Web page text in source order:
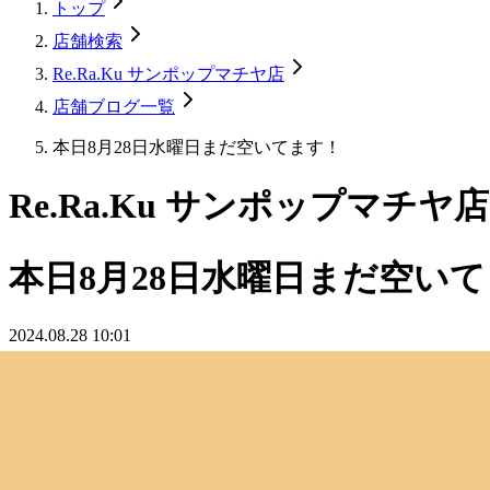
トップ
店舗検索
Re.Ra.Ku サンポップマチヤ店
店舗ブログ一覧
本日8月28日水曜日まだ空いてます！
Re.Ra.Ku サンポップマチヤ店
本日8月28日水曜日まだ空い
2024.08.28 10:01